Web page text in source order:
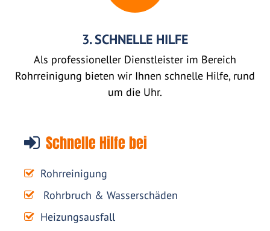
3. SCHNELLE HILFE
Als professioneller Dienstleister im Bereich
Rohrreinigung bieten wir Ihnen schnelle Hilfe, rund
um die Uhr.
Schnelle Hilfe bei
Rohrreinigung
Rohrbruch & Wasserschäden
Heizungsausfall